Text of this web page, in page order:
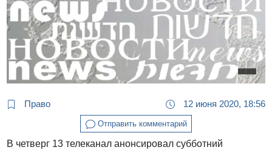
Право 12 июня 2020, 18:56
Отправить комментарий
В четверг 13 телеканал анонсировал субботний